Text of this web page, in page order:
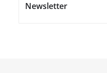
Newsletter